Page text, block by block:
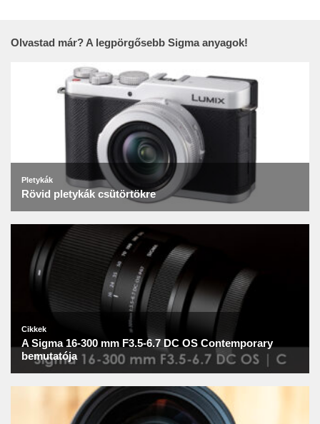
Olvastad már? A legpörgősebb Sigma anyagok!